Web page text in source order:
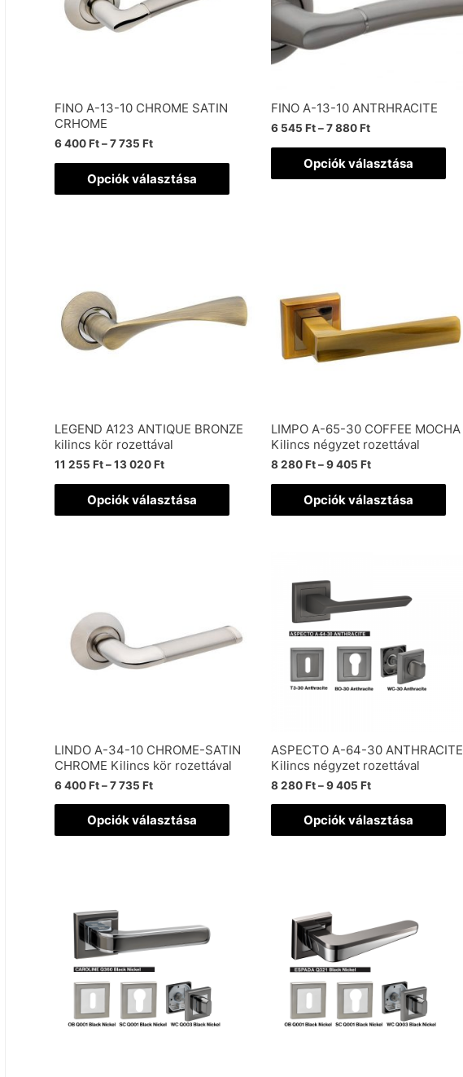
FINO A-13-10 CHROME SATIN
CRHOME
6 400Ft–7 735 Ft
Opciók választása
FINO A-13-10 ANTRHRACITE
6 545 Ft–7 880Ft
Opciók választása
LEGEND A123 ANTIQUE BRONZE
kilincs kör rozettával
11 255 Ft–13 020Ft
Opciók választása
LIMPO A-65-30 COFFEE MOCHA
Kilincs négyzet rozettával
8 280Ft–9 405 Ft
Opciók választása
LINDO A-34-10 CHROME-SATIN
CHROME Kilincs kör rozettával
6 400Ft–7 735 Ft
Opciók választása
ASPECTO A-64-30 ANTHRACITE
Kilincs négyzet rozettával
8 280Ft–9 405 Ft
Opciók választása